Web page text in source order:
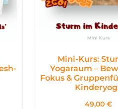
Mini-Kurs:
Yogaraum –
Fokus &
49,00 €